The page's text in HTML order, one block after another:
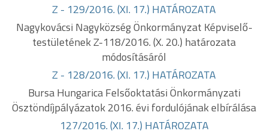
Z - 129/2016. (XI. 17.) HATÁROZATA
Nagykovácsi Nagyközség Önkormányzat Képviselő-
testületének Z-118/2016. (X. 20.) határozata
módosításáról
Z - 128/2016. (XI. 17.) HATÁROZATA
Bursa Hungarica Felsőoktatási Önkormányzati
Ösztöndíjpályázatok 2016. évi fordulójának elbírálása
127/2016. (XI. 17.) HATÁROZATA